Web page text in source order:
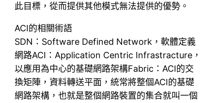
此目標，從而提供其他模式無法提供的優勢。
ACI的相關術語
SDN：Software Defined Network，軟體定義
網路ACI：Application Centric Infrastracture，
以應用為中心的基礎網路架構Fabric：ACI的交
換矩陣，資料轉送平面，統常將整個ACI的基礎
網路架構，也就是整個網路裝置的集合就叫一個